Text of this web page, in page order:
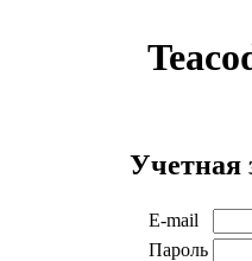
Учетная
E-mail
Пароль